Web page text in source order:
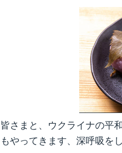
皆さまと、ウクライナの平
もやってきます、深呼